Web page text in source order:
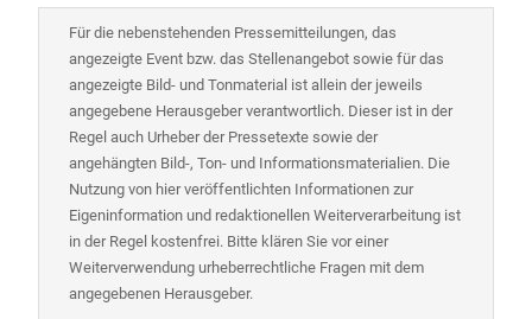
Für die nebenstehenden Pressemitteilungen, das
angezeigte Event bzw. das Stellenangebot sowie für das
angezeigte Bild- und Tonmaterial ist allein der jeweils
angegebene Herausgeber verantwortlich. Dieser ist in der
Regel auch Urheber der Pressetexte sowie der
angehängten Bild-, Ton- und Informationsmaterialien. Die
Nutzung von hier veröffentlichten Informationen zur
Eigeninformation und redaktionellen Weiterverarbeitung ist
in der Regel kostenfrei. Bitte klären Sie vor einer
Weiterverwendung urheberrechtliche Fragen mit dem
angegebenen Herausgeber.